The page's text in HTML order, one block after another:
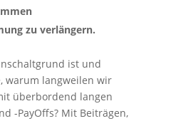
zu verlängern.
ist und
warum langweilen wir
überbordend langen
-PayOffs? Mit Beiträgen,